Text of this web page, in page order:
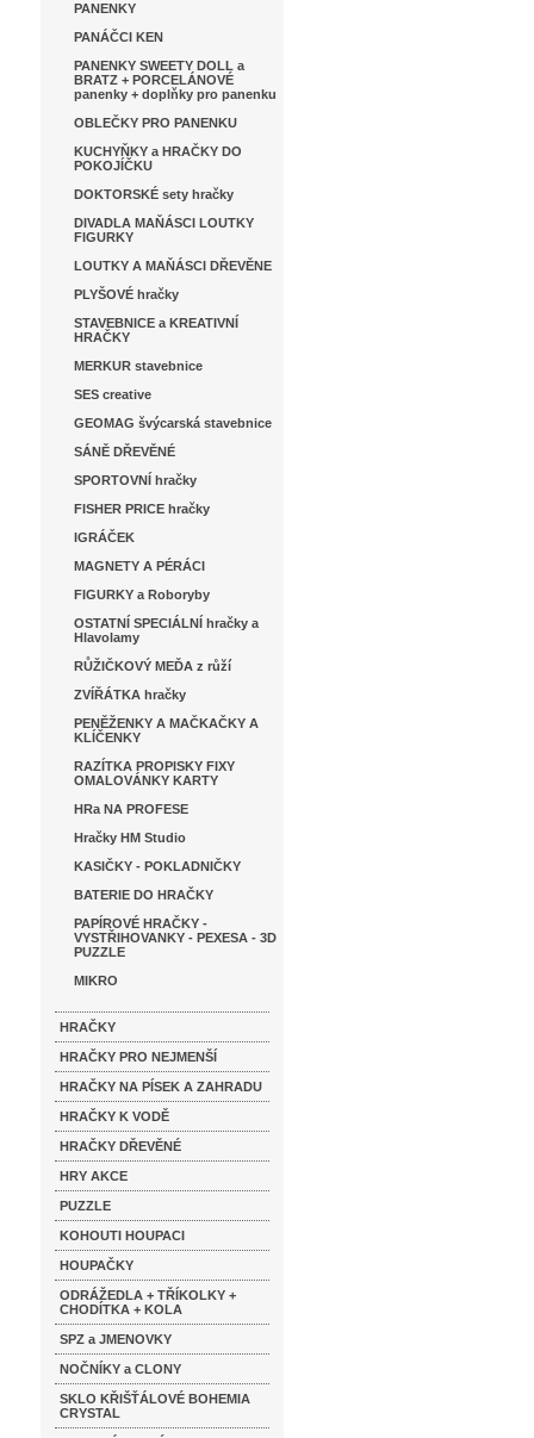
PANENKY
PANÁČCI KEN
PANENKY SWEETY DOLL a
BRATZ + PORCELÁNOVÉ
panenky + doplňky pro panenku
OBLEČKY PRO PANENKU
KUCHYŇKY a HRAČKY DO
POKOJÍČKU
DOKTORSKÉ sety hračky
DIVADLA MAŇÁSCI LOUTKY
FIGURKY
LOUTKY A MAŇÁSCI DŘEVĚNE
PLYŠOVÉ hračky
STAVEBNICE a KREATIVNÍ
HRAČKY
MERKUR stavebnice
SES creative
GEOMAG švýcarská stavebnice
SÁNĚ DŘEVĚNÉ
SPORTOVNÍ hračky
FISHER PRICE hračky
IGRÁČEK
MAGNETY A PÉRÁCI
FIGURKY a Roboryby
OSTATNÍ SPECIÁLNÍ hračky a
Hlavolamy
RŮŽIČKOVÝ MEĎA z růží
ZVÍŘÁTKA hračky
PENĚŽENKY A MAČKAČKY A
KLÍČENKY
RAZÍTKA PROPISKY FIXY
OMALOVÁNKY KARTY
HRa NA PROFESE
Hračky HM Studio
KASIČKY - POKLADNIČKY
BATERIE DO HRAČKY
PAPÍROVÉ HRAČKY -
VYSTŘIHOVANKY - PEXESA - 3D
PUZZLE
MIKRO
HRAČKY
HRAČKY PRO NEJMENŠÍ
HRAČKY NA PÍSEK A ZAHRADU
HRAČKY K VODĚ
HRAČKY DŘEVĚNÉ
HRY AKCE
PUZZLE
KOHOUTI HOUPACI
HOUPAČKY
ODRÁŽEDLA + TŘÍKOLKY +
CHODÍTKA + KOLA
SPZ a JMENOVKY
NOČNÍKY a CLONY
SKLO KŘIŠŤÁLOVÉ BOHEMIA
CRYSTAL